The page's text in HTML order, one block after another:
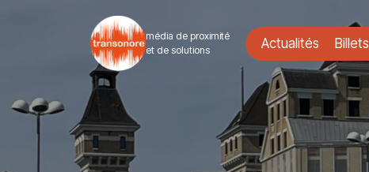
média de proximité
et de solutions
Actualités Billets